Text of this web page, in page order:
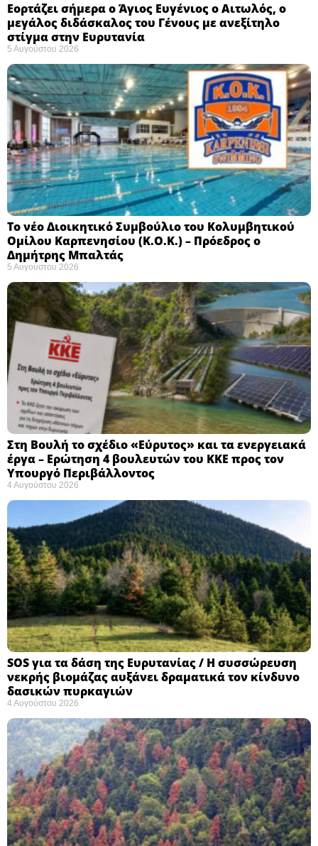
Εορτάζει σήμερα ο Άγιος Ευγένιος ο Αιτωλός, ο
μεγάλος διδάσκαλος του Γένους με ανεξίτηλο
στίγμα στην Ευρυτανία
5 Αυγούστου 2026
Το νέο Διοικητικό Συμβούλιο του Κολυμβητικού
Ομίλου Καρπενησίου (Κ.Ο.Κ.) – Πρόεδρος ο
Δημήτρης Μπαλτάς
5 Αυγούστου 2026
Στη Βουλή το σχέδιο «Εύρυτος» και τα ενεργειακά
έργα – Ερώτηση 4 βουλευτών του ΚΚΕ προς τον
Υπουργό Περιβάλλοντος
4 Αυγούστου 2026
SOS για τα δάση της Ευρυτανίας / Η συσσώρευση
νεκρής βιομάζας αυξάνει δραματικά τον κίνδυνο
δασικών πυρκαγιών
4 Αυγούστου 2026